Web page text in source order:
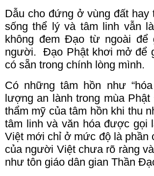
Dẫu cho đứng ở vùng đất
sống thể lý và tâm linh vẫn
không đem Đạo từ ngoài để
người. Đạo Phật khơi mở để
có sẵn trong chính lòng mình.
Có những tâm hồn như
lượng an lành trong mùa
thẩm mỹ của tâm hồn khi thu
tâm linh và văn hóa được gọi
Việt mới chỉ ở mức độ là phần
của người Việt chưa rõ ràng và
như tôn giáo dân gian Thần